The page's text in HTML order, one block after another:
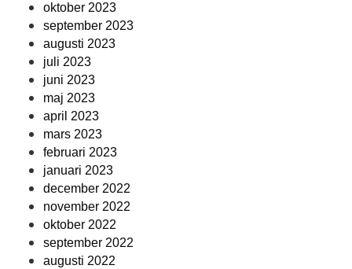
oktober 2023
september 2023
augusti 2023
juli 2023
juni 2023
maj 2023
april 2023
mars 2023
februari 2023
januari 2023
december 2022
november 2022
oktober 2022
september 2022
augusti 2022